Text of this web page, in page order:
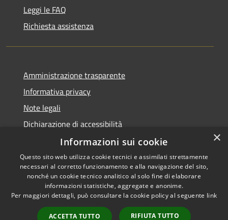
Leggi le FAQ
Richiesta assistenza
Amministrazione trasparente
Informativa privacy
Note legali
Dichiarazione di accessibilità
Accessibilità
Privacy
×
Informazioni sui cookie
Questo sito web utilizza cookie tecnici e assimilati strettamente
necessari al corretto funzionamento e alla navigazione del sito,
nonché un cookie tecnico analitico al solo fine di elaborare
informazioni statistiche, aggregate e anonime.
Per maggiori dettagli, può consultare la cookie policy al seguente link
ACCETTA TUTTO RIFIUTA TUTTO